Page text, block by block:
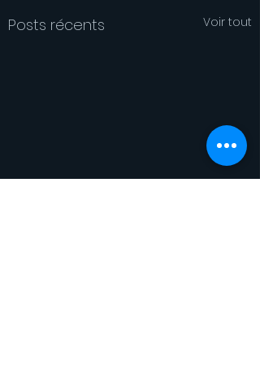
Posts récents Voir tout